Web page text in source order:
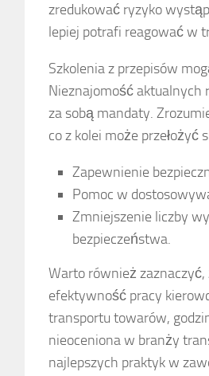
zredukować ryzyko
lepiej potrafi reagować w
Szkolenia z przepisów
Nieznajomość aktualnych
za sobą mandaty.
co z kolei może
Zapewnienie
Pomoc w
Zmniejszenie liczby
bezpieczeństwa.
Warto również
efektywność pracy
transportu towarów,
nieoceniona w branży
najlepszych praktyk w